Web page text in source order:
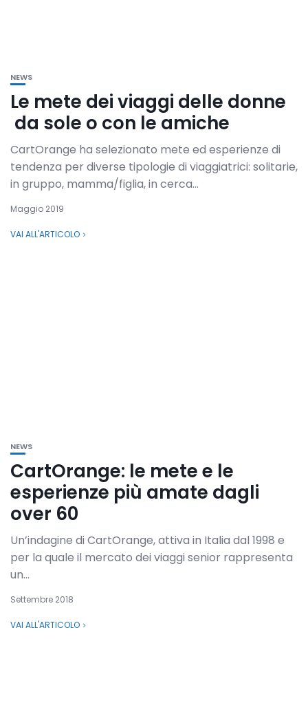
NEWS
Le mete dei viaggi delle donne
da sole o con le amiche
CartOrange ha selezionato mete ed esperienze di
tendenza per diverse tipologie di viaggiatrici: solitarie,
in gruppo, mamma/figlia, in cerca...
Maggio 2019
VAI ALL'ARTICOLO
NEWS
CartOrange: le mete e le
esperienze più amate dagli
over 60
Un’indagine di CartOrange, attiva in Italia dal 1998 e
per la quale il mercato dei viaggi senior rappresenta
un...
Settembre 2018
VAI ALL'ARTICOLO